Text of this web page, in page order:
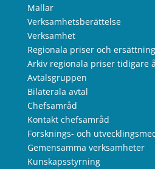
Mallar
Verksamhetsberättelse
Verksamhet
Regionala priser och
Arkiv regionala priser tidigare
Avtalsgruppen
Bilaterala avtal
Chefsamråd
Kontakt chefsamråd
Forsknings- och
Gemensamma verksamheter
Kunskapsstyrning